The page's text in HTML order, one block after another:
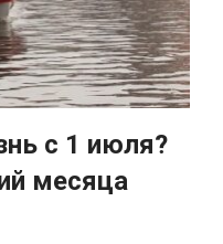
с 1 июля?
месяца